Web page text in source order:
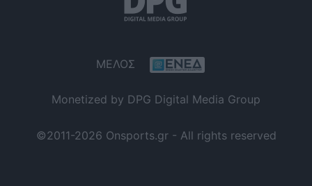
ΜΕΛΟΣ
Monetized by DPG Digital Media Group
©2011-2026 Onsports.gr - All rights reserved